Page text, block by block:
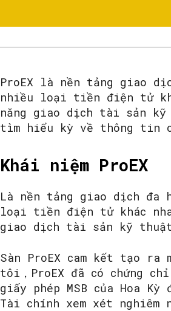
ProEX là nền tảng giao
nhiều loại tiền điện tử
năng giao dịch tài sản kỹ
tìm hiểu kỳ về thông tin
Khái niệm ProEX
Là nền tảng giao dịch đa
loại tiền điện tử khác
giao dịch tài sản kỹ
Sàn ProEX cam kết tạo ra
tôi，ProEX đã có chứng chỉ
giấy phép MSB của Hoa
Tài chính xem xét nghiêm